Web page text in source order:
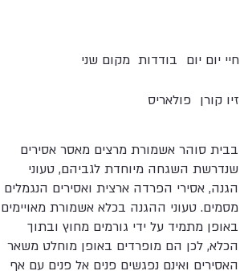
מקום שני בודדות חיי יום יום
פולאריס זיו קורן
בבית סוהר אשמורת מרצים מאסר אסירים
שנדרשת השגחה מיוחדת לגביהם, טעוני
הגנה, אסירי הפרדה ארצית ואסירים הנגמלים
מסמים. טעוני ההגנה בכלא אשמורת מאויימים
באופן מתמיד על ידי גורמים מחוץ ובתוך
הכלא, לכן הם מופרדים באופן מוחלט משאר
האסירים ואינם נפגשים פנים אל פנים עם אף